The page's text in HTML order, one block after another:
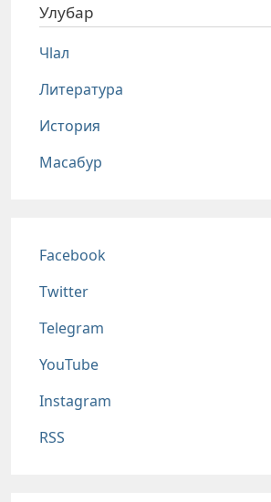
Улубар
Чlал
Литература
История
Масабур
Соц сети
Facebook
Twitter
Telegram
YouTube
Instagram
RSS